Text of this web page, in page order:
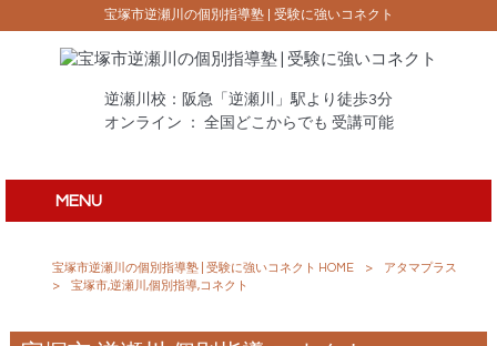
宝塚市逆瀬川の個別指導塾 | 受験に強いコネクト
逆瀬川校：阪急「逆瀬川」駅より徒歩3分
オンライン ： 全国どこからでも 受講可能
MENU
宝塚市逆瀬川の個別指導塾 | 受験に強いコネクト HOME >
アタマプラス
>
宝塚市,逆瀬川,個別指導,コネクト